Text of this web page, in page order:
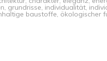
, grundrisse, individualität,
baustoffe, ökologischer